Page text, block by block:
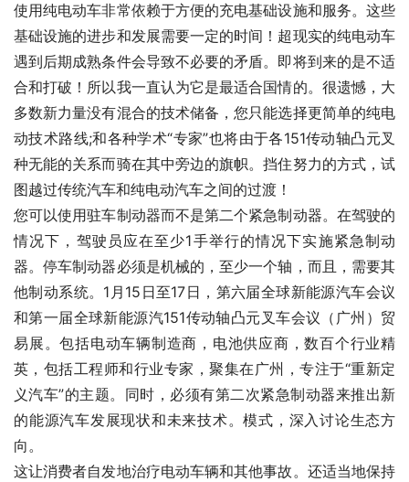
使用纯电动车非常依赖于方便的充电基础设施和服务。这些
基础设施的进步和发展需要一定的时间！超现实的纯电动车
遇到后期成熟条件会导致不必要的矛盾。即将到来的是不适
合和打破！所以我一直认为它是最适合国情的。很遗憾，大
多数新力量没有混合的技术储备，您只能选择更简单的纯电
动技术路线;和各种学术“专家”也将由于各151传动轴凸元叉
种无能的关系而骑在其中旁边的旗帜。挡住努力的方式，试
图越过传统汽车和纯电动汽车之间的过渡！
您可以使用驻车制动器而不是第二个紧急制动器。在驾驶的
情况下，驾驶员应在至少1手举行的情况下实施紧急制动
器。停车制动器必须是机械的，至少一个轴，而且，需要其
他制动系统。1月15日至17日，第六届全球新能源汽车会议
和第一届全球新能源汽151传动轴凸元叉车会议（广州）贸
易展。包括电动车辆制造商，电池供应商，数百个行业精
英，包括工程师和行业专家，聚集在广州，专注于“重新定
义汽车”的主题。同时，必须有第二次紧急制动器来推出新
的能源汽车发展现状和未来技术。模式，深入讨论生态方
向。
这让消费者自发地治疗电动车辆和其他事故。还适当地保持